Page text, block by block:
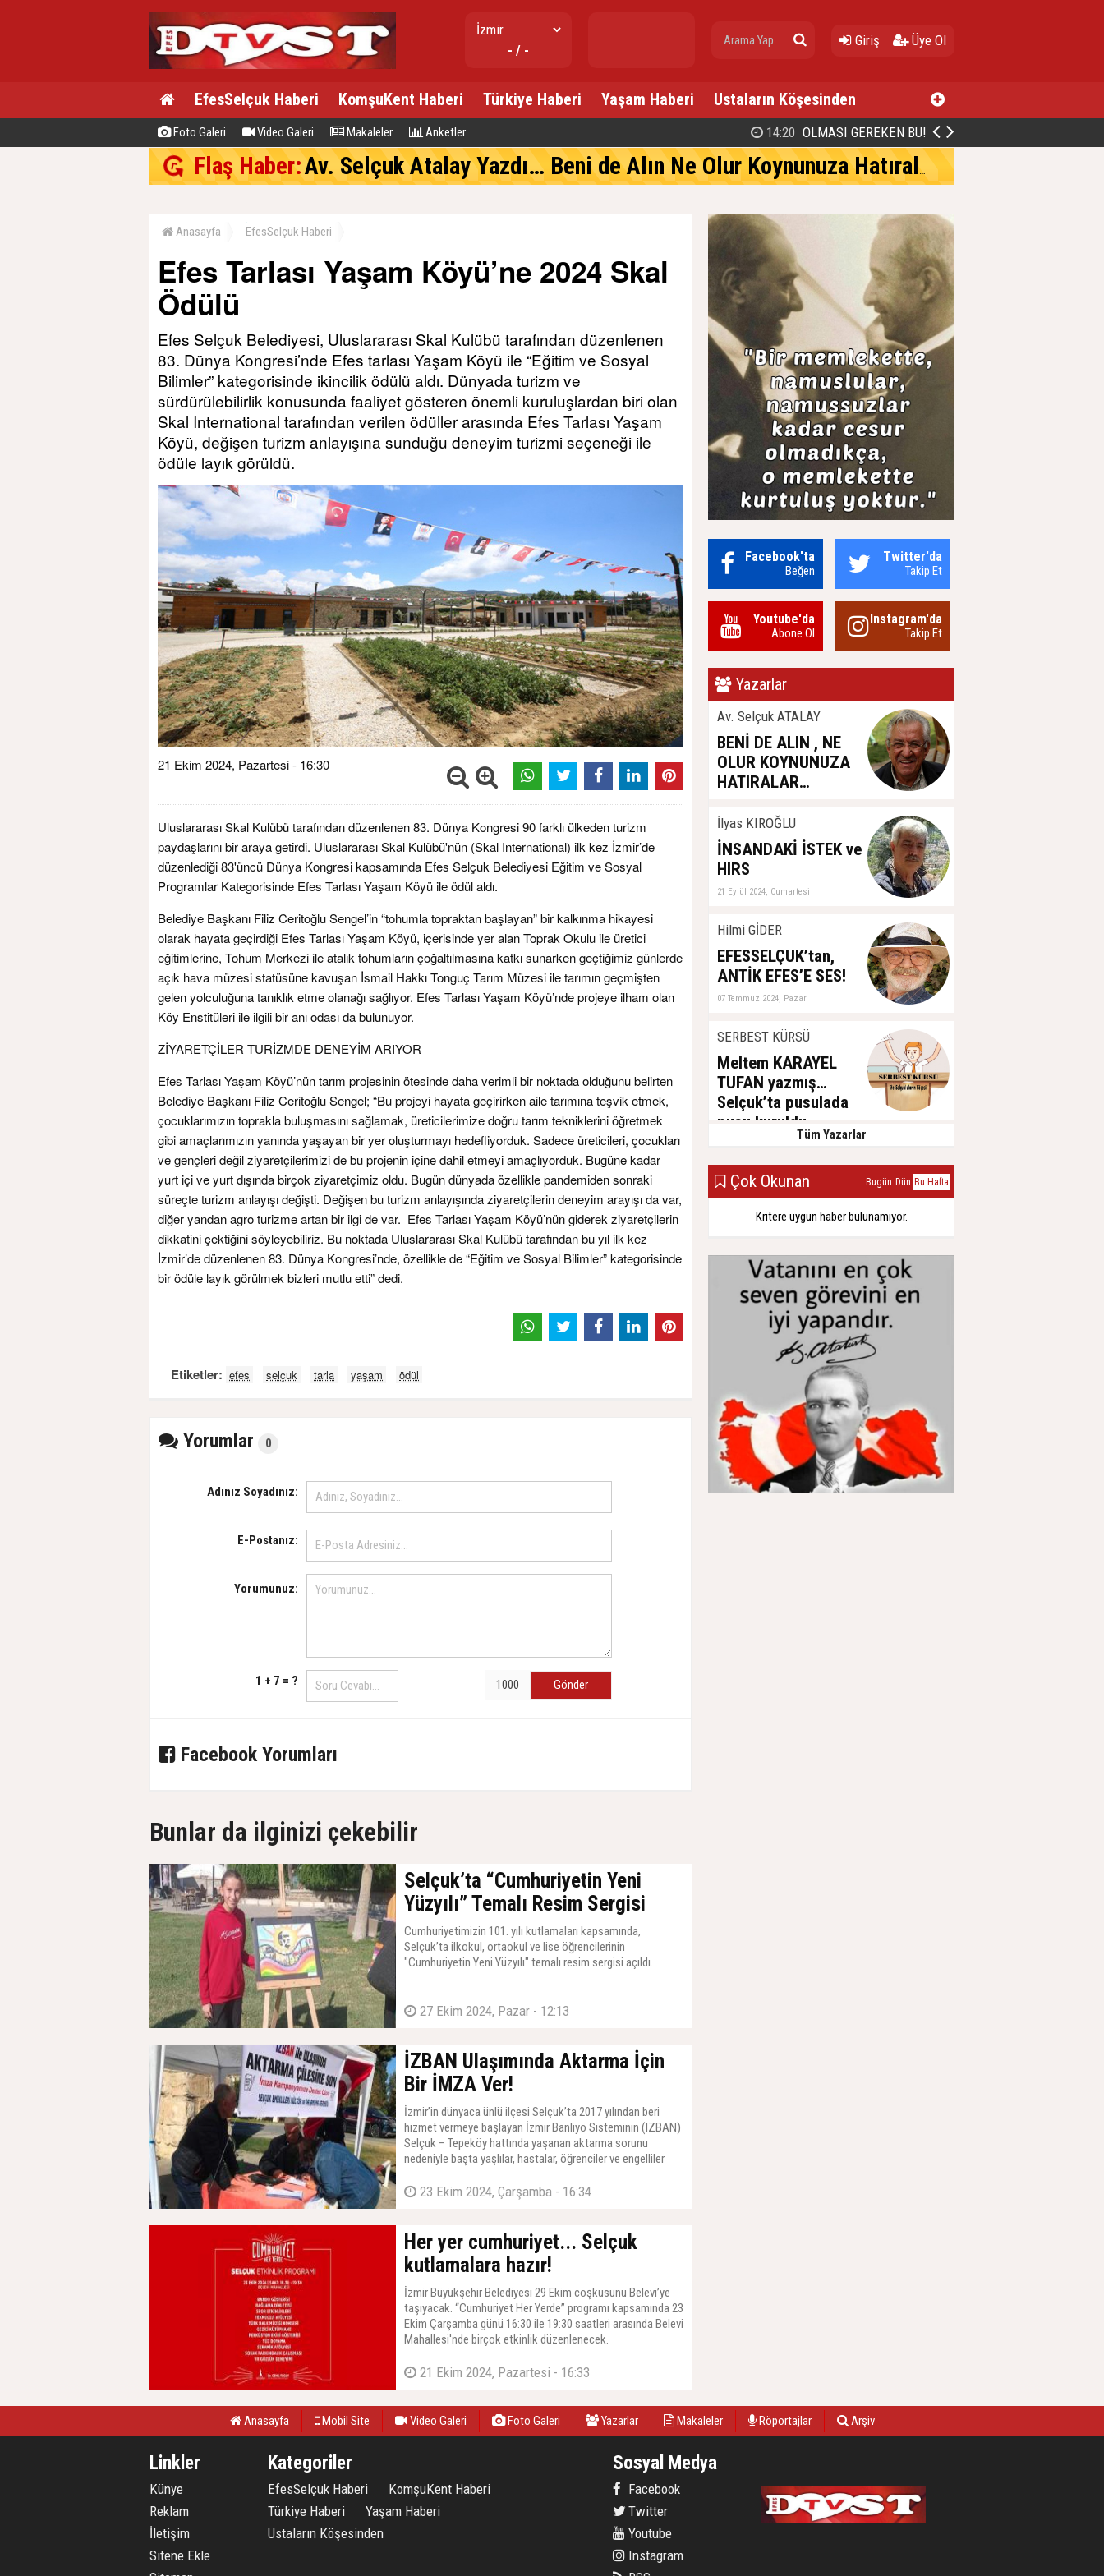
- / -
Giriş Üye Ol
EfesSelçuk Haberi KomşuKent Haberi Türkiye Haberi Yaşam Haberi Ustaların Köşesinden
Foto Galeri Video Galeri Makaleler Anketler 14:20 OLMASI GEREKEN BU!
Flaş Haber:Av. Selçuk Atalay Yazdı… Beni de Alın Ne Olur Koynunuza Hatıralar…
Anasayfa EfesSelçuk Haberi
Efes Tarlası Yaşam Köyü’ne 2024 Skal
Ödülü
Efes Selçuk Belediyesi, Uluslararası Skal Kulübü tarafından düzenlenen
83. Dünya Kongresi’nde Efes tarlası Yaşam Köyü ile “Eğitim ve Sosyal
Bilimler” kategorisinde ikincilik ödülü aldı. Dünyada turizm ve
sürdürülebilirlik konusunda faaliyet gösteren önemli kuruluşlardan biri olan
Skal International tarafından verilen ödüller arasında Efes Tarlası Yaşam
Köyü, değişen turizm anlayışına sunduğu deneyim turizmi seçeneği ile
ödüle layık görüldü.
21 Ekim 2024, Pazartesi - 16:30
Uluslararası Skal Kulübü tarafından düzenlenen 83. Dünya Kongresi 90 farklı ülkeden turizm
paydaşlarını bir araya getirdi. Uluslararası Skal Kulübü'nün (Skal International) ilk kez İzmir’de
düzenlediği 83'üncü Dünya Kongresi kapsamında Efes Selçuk Belediyesi Eğitim ve Sosyal
Programlar Kategorisinde Efes Tarlası Yaşam Köyü ile ödül aldı.
Belediye Başkanı Filiz Ceritoğlu Sengel’in “tohumla topraktan başlayan” bir kalkınma hikayesi
olarak hayata geçirdiği Efes Tarlası Yaşam Köyü, içerisinde yer alan Toprak Okulu ile üretici
eğitimlerine, Tohum Merkezi ile atalık tohumların çoğaltılmasına katkı sunarken geçtiğimiz günlerde
açık hava müzesi statüsüne kavuşan İsmail Hakkı Tonguç Tarım Müzesi ile tarımın geçmişten
gelen yolculuğuna tanıklık etme olanağı sağlıyor. Efes Tarlası Yaşam Köyü’nde projeye ilham olan
Köy Enstitüleri ile ilgili bir anı odası da bulunuyor.
ZİYARETÇİLER TURİZMDE DENEYİM ARIYOR
Efes Tarlası Yaşam Köyü’nün tarım projesinin ötesinde daha verimli bir noktada olduğunu belirten
Belediye Başkanı Filiz Ceritoğlu Sengel; “Bu projeyi hayata geçirirken aile tarımına teşvik etmek,
çocuklarımızın toprakla buluşmasını sağlamak, üreticilerimize doğru tarım tekniklerini öğretmek
gibi amaçlarımızın yanında yaşayan bir yer oluşturmayı hedefliyorduk. Sadece üreticileri, çocukları
ve gençleri değil ziyaretçilerimizi de bu projenin içine dahil etmeyi amaçlıyorduk. Bugüne kadar
yurt içi ve yurt dışında birçok ziyaretçimiz oldu. Bugün dünyada özellikle pandemiden sonraki
süreçte turizm anlayışı değişti. Değişen bu turizm anlayışında ziyaretçilerin deneyim arayışı da var,
diğer yandan agro turizme artan bir ilgi de var. Efes Tarlası Yaşam Köyü’nün giderek ziyaretçilerin
dikkatini çektiğini söyleyebiliriz. Bu noktada Uluslararası Skal Kulübü tarafından bu yıl ilk kez
İzmir’de düzenlenen 83. Dünya Kongresi’nde, özellikle de “Eğitim ve Sosyal Bilimler” kategorisinde
bir ödüle layık görülmek bizleri mutlu etti” dedi.
Etiketler: efes selçuk tarla yaşam ödül
Yorumlar 0
Adınız Soyadınız:
E-Postanız:
Yorumunuz:
1 + 7 = ? Gönder
Facebook Yorumları
Bunlar da ilginizi çekebilir
Selçuk’ta “Cumhuriyetin Yeni
Yüzyılı” Temalı Resim Sergisi
Cumhuriyetimizin 101. yılı kutlamaları kapsamında,
Selçuk’ta ilkokul, ortaokul ve lise öğrencilerinin
"Cumhuriyetin Yeni Yüzyılı" temalı resim sergisi açıldı.
27 Ekim 2024, Pazar - 12:13
İZBAN Ulaşımında Aktarma İçin
Bir İMZA Ver!
İzmir’in dünyaca ünlü ilçesi Selçuk’ta 2017 yılından beri
hizmet vermeye başlayan İzmir Banliyö Sisteminin (IZBAN)
Selçuk – Tepeköy hattında yaşanan aktarma sorunu
nedeniyle başta yaşlılar, hastalar, öğrenciler ve engelliler
yaşadıklarını vurgulandı.
23 Ekim 2024, Çarşamba - 16:34
Her yer cumhuriyet... Selçuk
kutlamalara hazır!
İzmir Büyükşehir Belediyesi 29 Ekim coşkusunu Belevi’ye
taşıyacak. “Cumhuriyet Her Yerde” programı kapsamında 23
Ekim Çarşamba günü 16:30 ile 19:30 saatleri arasında Belevi
Mahallesi'nde birçok etkinlik düzenlenecek.
21 Ekim 2024, Pazartesi - 16:33
Facebook'ta
Beğen
Twitter'da
Takip Et
Youtube'da
Abone Ol
Instagram'da
Takip Et
Yazarlar
Av. Selçuk ATALAY
BENİ DE ALIN , NE
OLUR KOYNUNUZA
HATIRALAR…
İlyas KIROĞLU
İNSANDAKİ İSTEK ve
HIRS
21 Eylül 2024, Cumartesi
Hilmi GİDER
EFESSELÇUK’tan,
ANTİK EFES’E SES!
07 Temmuz 2024, Pazar
SERBEST KÜRSÜ
Meltem KARAYEL
TUFAN yazmış…
Selçuk’ta pusulada
pusu kuruldu…
Tüm Yazarlar
Çok Okunan Bugün Dün Bu Hafta
Kritere uygun haber bulunamıyor.
Anasayfa Mobil Site Video Galeri Foto Galeri Yazarlar Makaleler Röportajlar Arşiv
Linkler
Künye
Reklam
İletişim
Sitene Ekle
Kategoriler
EfesSelçuk Haberi
KomşuKent Haberi
Türkiye Haberi
Yaşam Haberi
Ustaların Köşesinden
Sosyal Medya
Facebook
Twitter
Youtube
Instagram